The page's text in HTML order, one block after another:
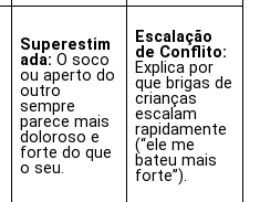
Superestim
ada: O soco
ou aperto do
outro
sempre
parece mais
doloroso e
forte do que
o seu.
Escalação
de Conflito:
Explica por
que brigas de
crianças
escalam
rapidamente
(“ele me
bateu mais
forte”).